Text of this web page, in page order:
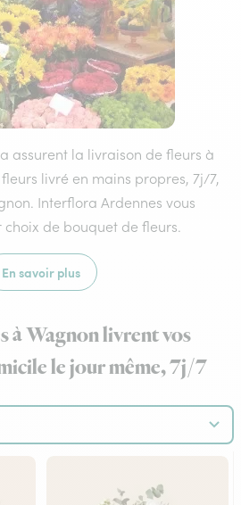
assurent la livraison de fleurs à
livré en mains propres, 7j/7,
Interflora Ardennes vous
de bouquet de fleurs.
En savoir plus
à Wagnon livrent vos
le jour même, 7j/7